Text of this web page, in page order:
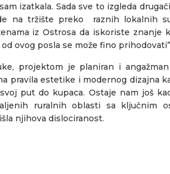
izatkala. Sada sve to izgleda
na tržište preko raznih lokalnih
iz Ostrosa da iskoriste znanje
ovog posla se može fino
projektom je planiran i
pravila estetike i modernog dizajna
put do kupaca. Ostaje nam još
ruralnih oblasti sa ključnim
njihova dislociranost.